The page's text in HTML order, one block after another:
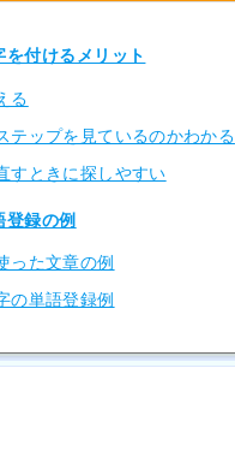
付けるメリット
る
テップを見ているのかわかる
すときに探しやすい
登録の例
った文章の例
の単語登録例